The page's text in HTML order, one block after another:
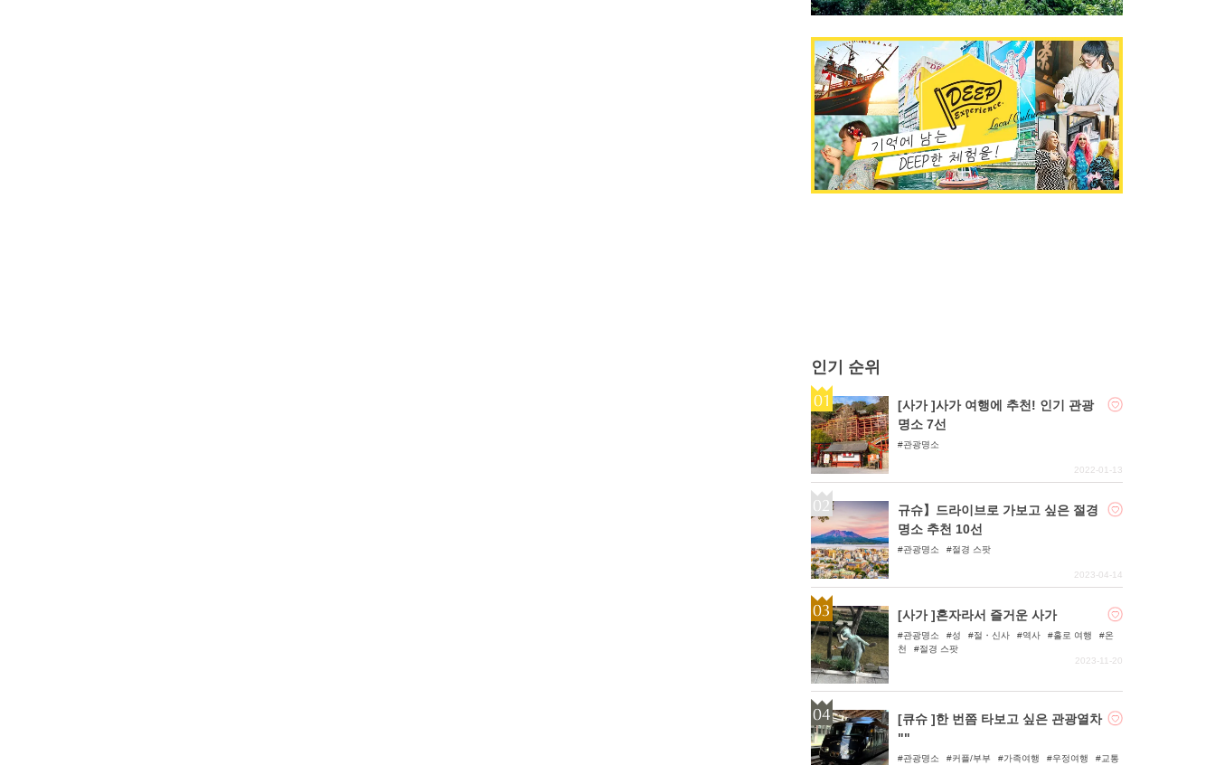
인기 순위
[사가 ]사가 여행에 추천! 인기 관광
명소 7선
관광명소
2022-01-13
규슈】드라이브로 가보고 싶은 절경
명소 추천 10선
관광명소 절경 스팟
2023-04-14
[사가 ]혼자라서 즐거운 사가
관광명소 성 절・신사 역사 홀로 여행
온
천
절경 스팟
2023-11-20
[큐슈 ]한 번쯤 타보고 싶은 관광열차
""
관광명소 커플/부부 가족여행 우정여행
교통